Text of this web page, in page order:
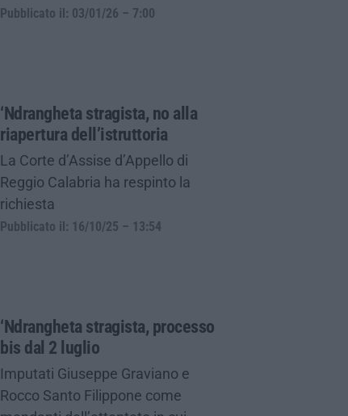
Pubblicato il: 03/01/26 – 7:00
‘Ndrangheta stragista, no alla
riapertura dell’istruttoria
La Corte d’Assise d’Appello di
Reggio Calabria ha respinto la
richiesta
Pubblicato il: 16/10/25 – 13:54
‘Ndrangheta stragista, processo
bis dal 2 luglio
Imputati Giuseppe Graviano e
Rocco Santo Filippone come